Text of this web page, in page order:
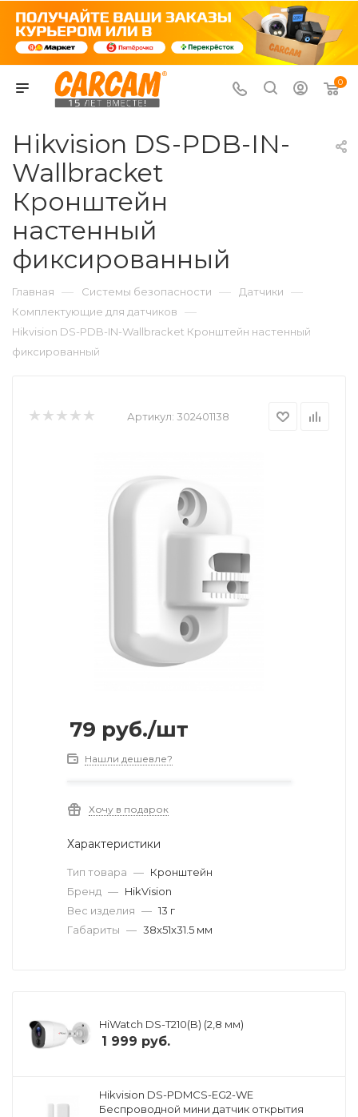
0
Hikvision DS-PDB-IN-
Wallbracket
Кронштейн
настенный
фиксированный
Главная — Системы безопасности — Датчики —
Комплектующие для датчиков —
Hikvision DS-PDB-IN-Wallbracket Кронштейн настенный
фиксированный
Артикул: 302401138
79 руб./шт
Нашли дешевле?
Хочу в подарок
Характеристики
Тип товара — Кронштейн
Бренд — HikVision
Вес изделия — 13 г
Габариты — 38x51x31.5 мм
HiWatch DS-T210(B) (2,8 мм)
1 999 руб.
Hikvision DS-PDMCS-EG2-WE
Беспроводной мини датчик открытия